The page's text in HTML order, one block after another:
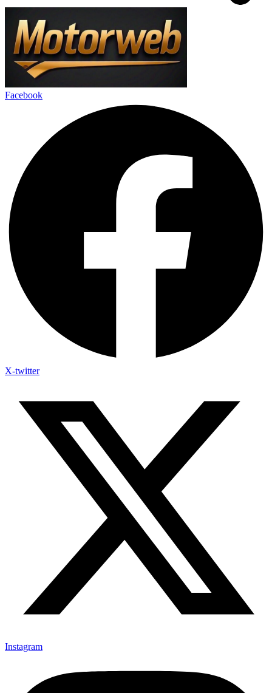
Facebook
X-twitter
Instagram